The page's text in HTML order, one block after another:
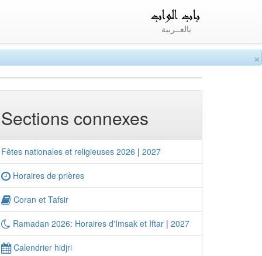
×
بالعــربية
Sections connexes
Fêtes nationales et religieuses 2026 | 2027
Horaires de prières
Coran et Tafsir
Ramadan 2026: Horaires d'Imsak et Iftar | 2027
Calendrier hidjri